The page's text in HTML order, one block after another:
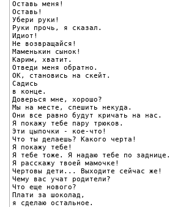
Оставь меня!
Оставь!
Убери руки!
Руки прочь, я сказал.
Идиот!
Не возвращайся!
Маменькин сынок!
Карим, хватит.
Отведи меня обратно.
ОК, становись на скейт.
Садись
в конце.
Доверься мне, хорошо?
Мы на месте, спешить некуда.
Они все равно будут кричать на нас.
Я покажу тебе пару трюков.
Эти цыпочки - кое-что!
Что ты делаешь? Какого черта!
Я покажу тебе!
Я тебе тоже. Я надаю тебе по заднице.
Я расскажу твоей мамочке!
Чертовы дети... Выходите сейчас же!
Чему вас учат родители?
Что еще нового?
Плати за шоколад,
я сделаю остальное.